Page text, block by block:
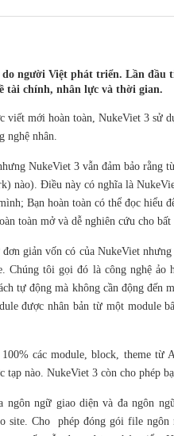
người Việt phát triển. Lần đầu
tài chính, nhân lực và thời gian.
viết mới hoàn toàn, NukeViet 3 sử
nghệ nhân.
NukeViet 3 vẫn đảm bảo rằng
nào). Điều này có nghĩa là
Bạn hoàn toàn có thể đọc hiểu
toàn mở và dễ nghiên cứu cho
giản vốn có của NukeViet
Chúng tôi gọi đó là công nghệ ảo
tự động mà không cần động đến
được nhân bản từ một module
các module, block, theme từ
tạp nào. NukeViet 3 còn cho phép
ngữ giao diện và đa ngôn
Cho phép đóng gói file ngôn